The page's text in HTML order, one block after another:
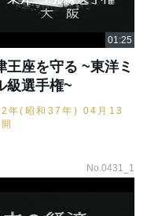
王座を守る ~東洋ミ
級選手権~
年(昭和37年) 04月13
No.0431_1